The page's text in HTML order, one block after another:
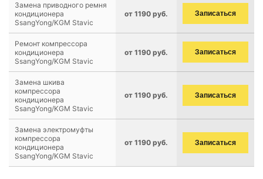
Замена приводного ремня
кондиционера
SsangYong/KGM Stavic
от 1190 руб. Записаться
Ремонт компрессора
кондиционера
SsangYong/KGM Stavic
от 1190 руб. Записаться
Замена шкива
компрессора
кондиционера
SsangYong/KGM Stavic
от 1190 руб. Записаться
Замена электромуфты
компрессора
кондиционера
SsangYong/KGM Stavic
от 1190 руб. Записаться